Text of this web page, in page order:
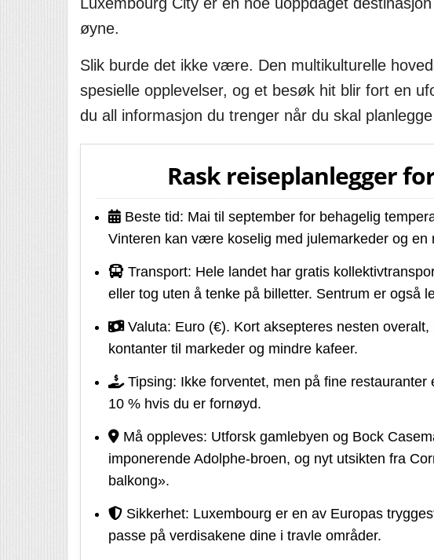
øyne.
Slik burde det ikke være. Den multikulturelle
spesielle opplevelser, og et besøk hit blir fort en
du all informasjon du trenger når du skal
Rask reiseplanlegger
Beste tid: Mai til september for behagelig
Vinteren kan være koselig med julemarkeder og
Transport: Hele landet har gratis
eller tog uten å tenke på billetter. Sentrum er også
Valuta: Euro (€). Kort aksepteres nesten
kontanter til markeder og mindre kafeer.
Tipsing: Ikke forventet, men på fine restauranter
10 % hvis du er fornøyd.
Må oppleves: Utforsk gamlebyen og Bock
imponerende Adolphe-broen, og nyt utsikten fra
balkong».
Sikkerhet: Luxembourg er en av Europas
passe på verdisakene dine i travle områder.